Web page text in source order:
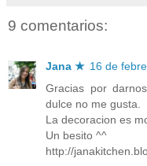
9 comentarios:
Jana ★ 16 de
Gracias por
dulce no me gusta.
La decoracion es
Un besito ^^
http://